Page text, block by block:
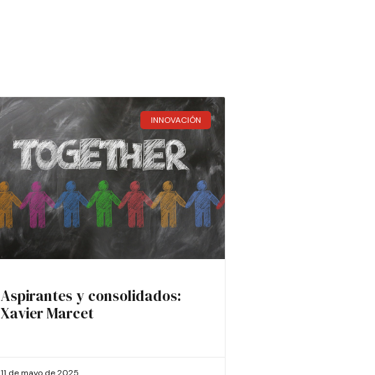
INNOVACIÓN
Aspirantes y consolidados:
Xavier Marcet
11 de mayo de 2025